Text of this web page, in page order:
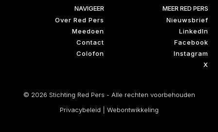
NAVIGEER
Over Red Pers
Meedoen
Contact
Colofon
MEER RED PERS
Nieuwsbrief
LinkedIn
Facebook
Instagram
X
© 2026 Stichting Red Pers - Alle rechten voorbehouden
Privacybeleid
Webontwikkeling